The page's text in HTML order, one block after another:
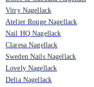
Vitry Nagellack
Atelier Rouge Nagellack
Nail HQ Nagellack
Claresa Nagellack
Sweden Nails Nagellack
Lovely Nagellack
Delia Nagellack